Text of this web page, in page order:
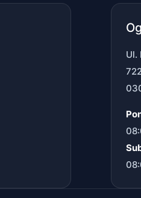
Ul.